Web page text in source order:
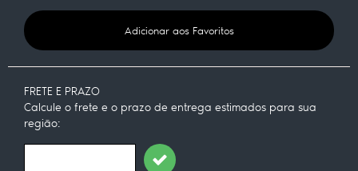
Adicionar aos Favoritos
FRETE E PRAZO
Calcule o frete e o prazo de entrega estimados para sua
região: